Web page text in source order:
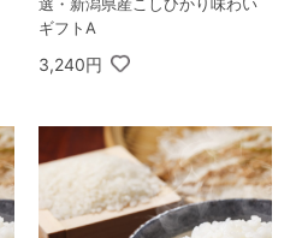
ギフトA
3,240円